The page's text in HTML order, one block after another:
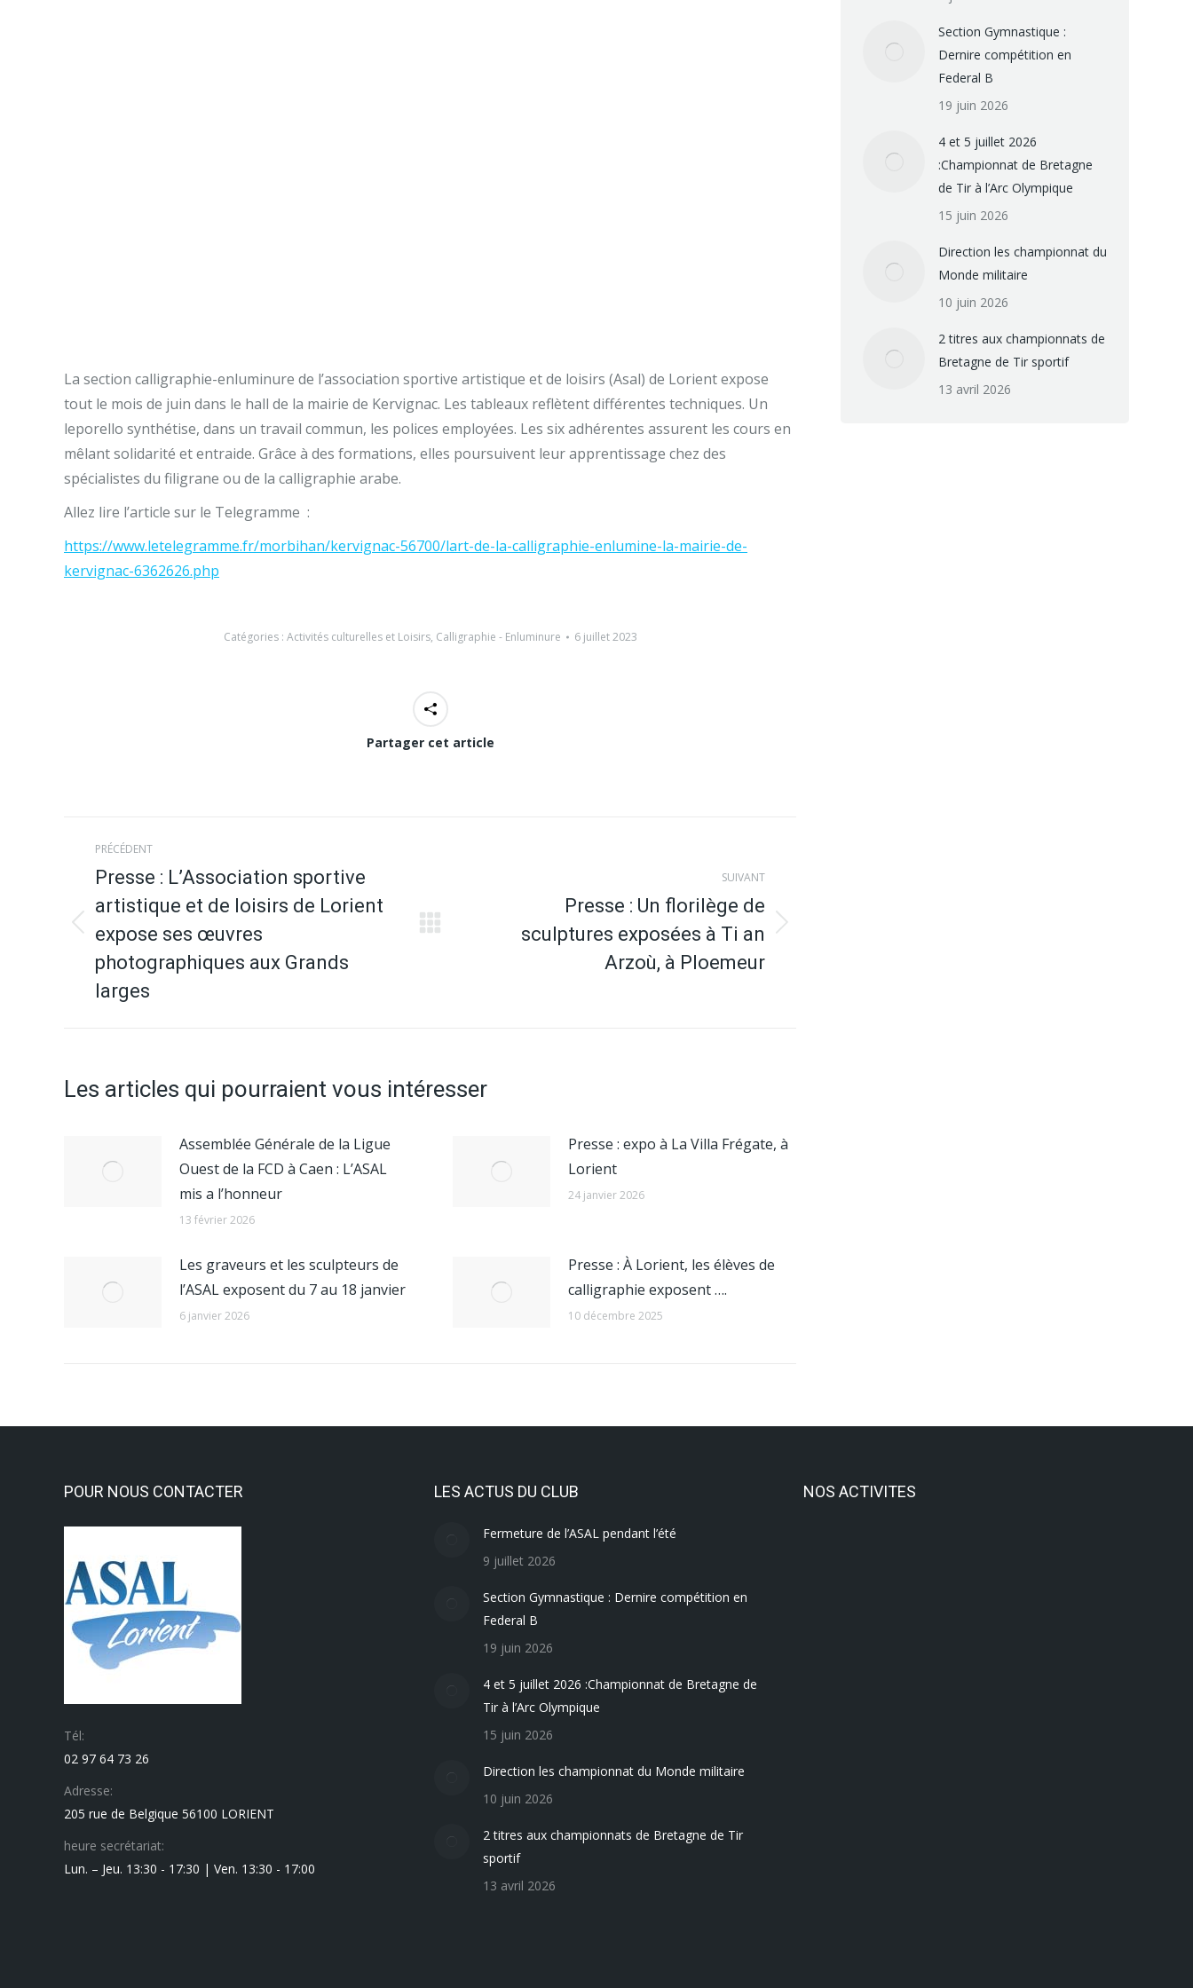
La section calligraphie-enluminure de l’association sportive artistique et de loisirs (Asal) de Lorient expose
tout le mois de juin dans le hall de la mairie de Kervignac. Les tableaux reflètent différentes techniques. Un
leporello synthétise, dans un travail commun, les polices employées. Les six adhérentes assurent les cours en
mêlant solidarité et entraide. Grâce à des formations, elles poursuivent leur apprentissage chez des
spécialistes du filigrane ou de la calligraphie arabe.
Allez lire l’article sur le Telegramme :
https://www.letelegramme.fr/morbihan/kervignac-56700/lart-de-la-calligraphie-enlumine-la-mairie-de-
kervignac-6362626.php
Catégories : Activités culturelles et Loisirs, Calligraphie - Enluminure 6 juillet 2023
Partager cet article
Navigation
article
PRÉCÉDENT
Article
précédent
:
Presse : L’Association sportive
artistique et de loisirs de Lorient
expose ses œuvres
photographiques aux Grands
larges
SUIVANT
Presse : Un florilège de
sculptures exposées à Ti an
Arzoù, à Ploemeur
Les articles qui pourraient vous intéresser
Assemblée Générale de la Ligue
Ouest de la FCD à Caen : L’ASAL
mis a l’honneur
13 février 2026
Presse : expo à La Villa Frégate, à
Lorient
24 janvier 2026
Les graveurs et les sculpteurs de
l’ASAL exposent du 7 au 18 janvier
6 janvier 2026
Presse : À Lorient, les élèves de
calligraphie exposent ….
10 décembre 2025
Section Gymnastique :
Dernire compétition en
Federal B
19 juin 2026
4 et 5 juillet 2026
:Championnat de Bretagne
de Tir à l’Arc Olympique
15 juin 2026
Direction les championnat du
Monde militaire
10 juin 2026
2 titres aux championnats de
Bretagne de Tir sportif
13 avril 2026
POUR NOUS CONTACTER
Tél:
02 97 64 73 26
Adresse:
205 rue de Belgique 56100 LORIENT
heure secrétariat:
Lun. – Jeu. 13:30 - 17:30 | Ven. 13:30 - 17:00
LES ACTUS DU CLUB
Fermeture de l’ASAL pendant l’été
9 juillet 2026
Section Gymnastique : Dernire compétition en
Federal B
19 juin 2026
4 et 5 juillet 2026 :Championnat de Bretagne de
Tir à l’Arc Olympique
15 juin 2026
Direction les championnat du Monde militaire
10 juin 2026
2 titres aux championnats de Bretagne de Tir
sportif
13 avril 2026
NOS ACTIVITES